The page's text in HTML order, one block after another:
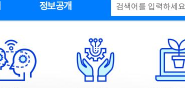
정보공개